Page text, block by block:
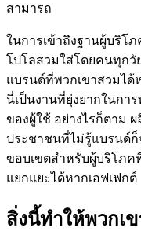
สามารถ
ในการเข้าถึงฐานผู้บริโ
โปโลสวมใส่โดยคนทุกวั
แบรนด์ที่พวกเขาสวมได้
นี่เป็นงานที่ยุ่งยากในกา
ของผู้ใช้ อย่างไรก็ตาม
ประชาชนที่ไม่รู้แบรนด์ก็
ขอบเขตสำหรับผู้บริโภ
แยกแยะได้หากเอฟเฟกต์
สิ่งนี้ทำให้พวกเ